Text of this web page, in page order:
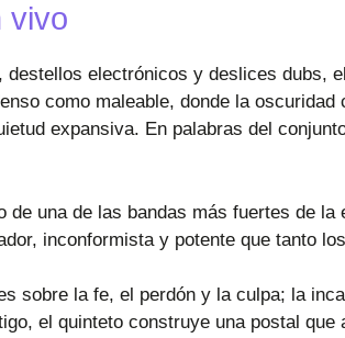
vivo
electrónicos y deslices dubs,
como maleable, donde la
expansiva. En palabras del
de una de las bandas más fuertes de
inconformista y potente que tanto
sobre la fe, el perdón y la culpa; la
el quinteto construye una postal que